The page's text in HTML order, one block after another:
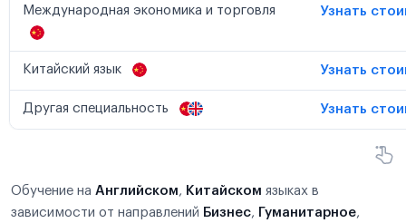
Международная экономика и торговля Узнать
Китайский язык Узнать
Другая специальность Узнать
Обучение на Английском, Китайском языках в
зависимости от направлений Бизнес, Гуманитарное,